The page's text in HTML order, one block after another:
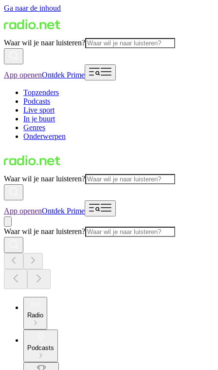
Ga naar de inhoud
Waar wil je naar luisteren?
App openenOntdek Prime
Topzenders
Podcasts
Live sport
In je buurt
Genres
Onderwerpen
Waar wil je naar luisteren?
App openenOntdek Prime
Waar wil je naar luisteren?
Radio
Podcasts